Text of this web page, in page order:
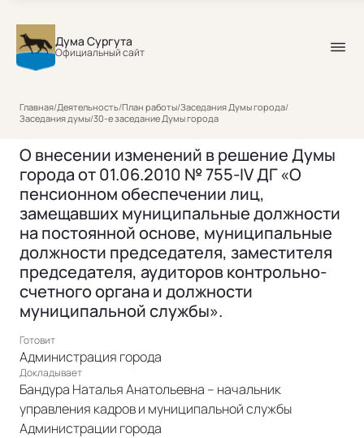
Дума Сургута
Официальный сайт
Главная/Деятельность/План работы/Заседания Думы города/
Заседания думы/30-е заседание Думы города
О внесении изменений в решение Думы
города от 01.06.2010 № 755-IV ДГ «О
пенсионном обеспечении лиц,
замещавших муниципальные должности
на постоянной основе, муниципальные
должности председателя, заместителя
председателя, аудиторов контрольно-
счетного органа и должности
муниципальной службы».
Готовит
Администрация города
Докладывает
Бандура Наталья Анатольевна – начальник
управления кадров и муниципальной службы
Администрации города